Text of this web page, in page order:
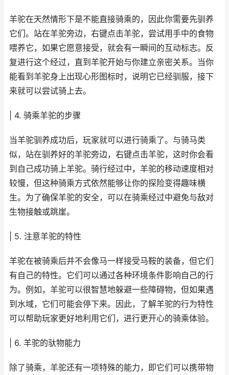
羊驼在天然情形下是不能直接骑乘的，因此你需要先驯养
它们。站在羊驼旁边，右键点击羊驼，尝试用手中的食物
喂养它，如果它愿意接受，就会有一瞬间的互动标志。反
复进行这个经过，直到羊驼开始与你建立亲密关系。当你
能看到羊驼身上出现心形图标时，说明它已经驯服，接下
来就可以尝试骑上去。
| 4. 骑乘羊驼的步骤
当羊驼驯养成功后，玩家就可以进行骑乘了。与骑马类
似，站在驯养好的羊驼旁边，右键点击羊驼，这时你会看
到自己成功骑上羊驼。骑行经过中，羊驼的移动速度相对
较慢，但这种骑乘方式依然能够让你的探险变得趣味横
生。为了确保羊驼的安全，可以在骑乘经过中避免与敌对
生物接触或跳崖。
| 5. 注意羊驼的特性
羊驼在被骑乘后并不会像马一样接受马鞍的装备，但它们
有自己的特性。它们可以通过各种环境条件影响自己的行
为。例如，羊驼可以很智慧地躲避一些障碍物，但如果遇
到水域，它们可能会停下来。因此，了解羊驼的行为特性
可以帮助玩家更好地利用它们，进行更开心的骑乘体验。
| 6. 羊驼的驮物能力
除了骑乘，羊驼还有一项特殊的能力，即它们可以携带物